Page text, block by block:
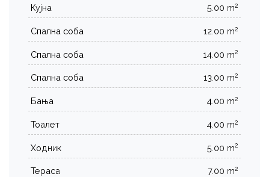
Кујна 5.00 m2
Спална соба 12.00 m2
Спална соба 14.00 m2
Спална соба 13.00 m2
Бања 4.00 m2
Тоалет 4.00 m2
Ходник 5.00 m2
Тераса 7.00 m2